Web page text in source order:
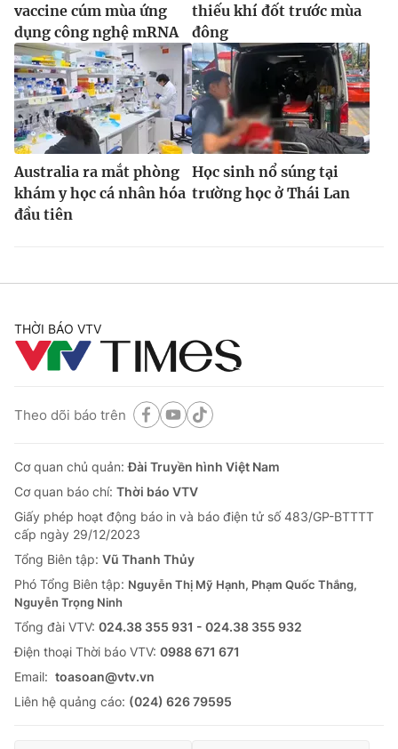
vaccine cúm mùa ứng
dụng công nghệ mRNA
thiếu khí đốt trước mùa
đông
Australia ra mắt phòng
khám y học cá nhân hóa
đầu tiên
Học sinh nổ súng tại
trường học ở Thái Lan
THỜI BÁO VTV
Theo dõi báo trên
Cơ quan chủ quản:Đài Truyền hình Việt Nam
Cơ quan báo chí: Thời báo VTV
Giấy phép hoạt động báo in và báo điện tử số 483/GP-BTTTT
cấp ngày 29/12/2023
Tổng Biên tập: Vũ Thanh Thủy
Phó Tổng Biên tập: Nguyễn Thị Mỹ Hạnh, Phạm Quốc Thắng,
Nguyễn Trọng Ninh
Tổng đài VTV: 024.38 355 931 - 024.38 355 932
Ðiện thoại Thời báo VTV: 0988 671 671
Email: toasoan@vtv.vn
Liên hệ quảng cáo: (024) 626 79595